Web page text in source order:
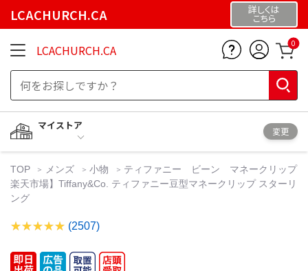
LCACHURCH.CA 詳しくは
こちら
LCACHURCH.CA 0
マイストア
変更
TOP メンズ 小物
ティファニー ビーン マネークリップ
楽天市場】Tiffany&Co. ティファニー豆型マネークリップ スターリ
ング
(2507)